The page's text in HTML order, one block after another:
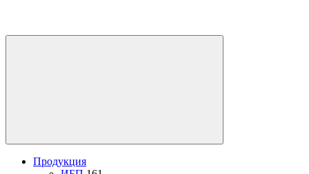
Продукция